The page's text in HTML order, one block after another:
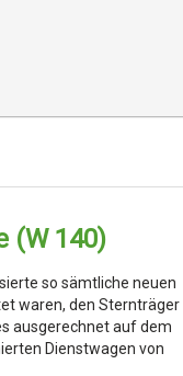
(W 140)
so sämtliche neuen
waren, den Sternträger
ausgerechnet auf dem
Dienstwagen von